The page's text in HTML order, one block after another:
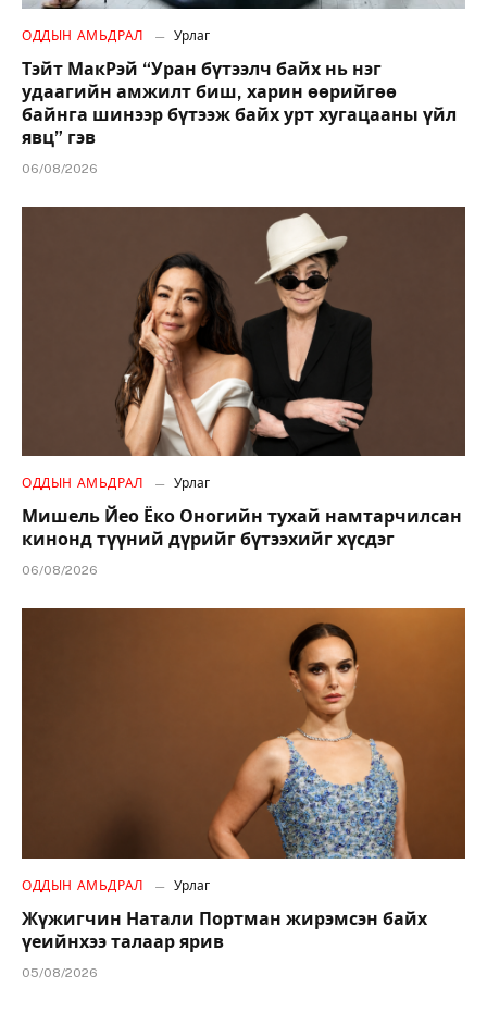
ОДДЫН АМЬДРАЛ Урлаг
Тэйт МакРэй “Уран бүтээлч байх нь нэг
удаагийн амжилт биш, харин өөрийгөө
байнга шинээр бүтээж байх урт хугацааны үйл
явц” гэв
06/08/2026
ОДДЫН АМЬДРАЛ Урлаг
Мишель Йео Ёко Оногийн тухай намтарчилсан
кинонд түүний дүрийг бүтээхийг хүсдэг
06/08/2026
ОДДЫН АМЬДРАЛ Урлаг
Жүжигчин Натали Портман жирэмсэн байх
үеийнхээ талаар ярив
05/08/2026